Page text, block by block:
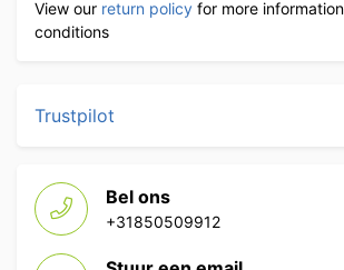
View our return policy for more
conditions
Trustpilot
Bel ons
+31850509912